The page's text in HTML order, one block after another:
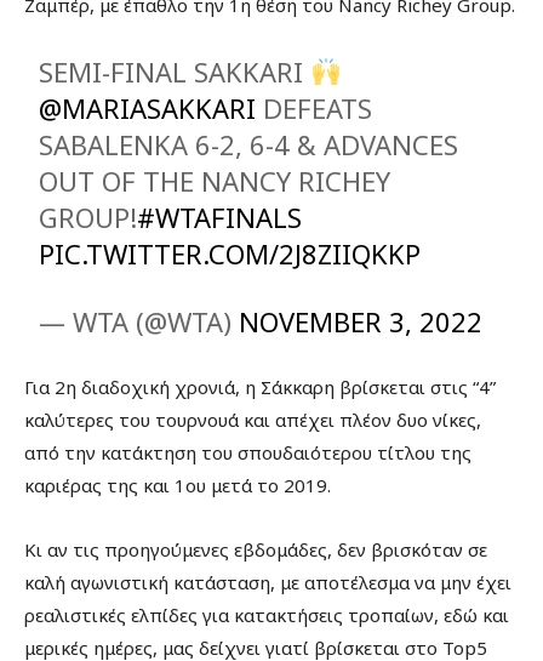
SEMI-FINAL SAKKARI
@MARIASAKKARI DEFEATS
SABALENKA 6-2, 6-4 & ADVANCES
OUT OF THE NANCY RICHEY
GROUP!#WTAFINALS
PIC.TWITTER.COM/2J8ZIIQKKP
— WTA (@WTA) NOVEMBER 3, 2022
Για 2η διαδοχική χρονιά, η Σάκκαρη βρίσκεται στις “4”
καλύτερες του τουρνουά και απέχει πλέον δυο νίκες,
από την κατάκτηση του σπουδαιότερου τίτλου της
καριέρας της και 1ου μετά το 2019.
Κι αν τις προηγούμενες εβδομάδες, δεν βρισκόταν σε
καλή αγωνιστική κατάσταση, με αποτέλεσμα να μην έχει
ρεαλιστικές ελπίδες για κατακτήσεις τροπαίων, εδώ και
μερικές ημέρες, μας δείχνει γιατί βρίσκεται στο Top5